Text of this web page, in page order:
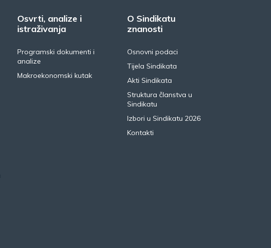
Osvrti, analize i
istraživanja
Programski dokumenti i
analize
Makroekonomski kutak
O Sindikatu
znanosti
Osnovni podaci
Tijela Sindikata
Akti Sindikata
Struktura članstva u
Sindikatu
Izbori u Sindikatu 2026
Kontakti